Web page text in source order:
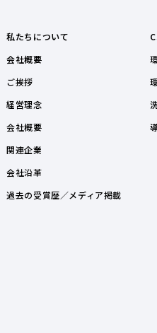
私たちについて
会社概要
ご挨拶
経営理念
会社概要
関連企業
会社沿革
過去の受賞歴／メディア掲載